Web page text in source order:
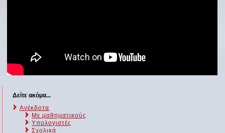
Δείτε ακόμα...
Ανέκδοτα
Με μαθηματικούς
Υπολογιστές
Σχολικά